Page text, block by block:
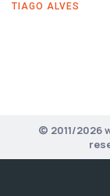
TIAGO ALVES
© 2011/2026